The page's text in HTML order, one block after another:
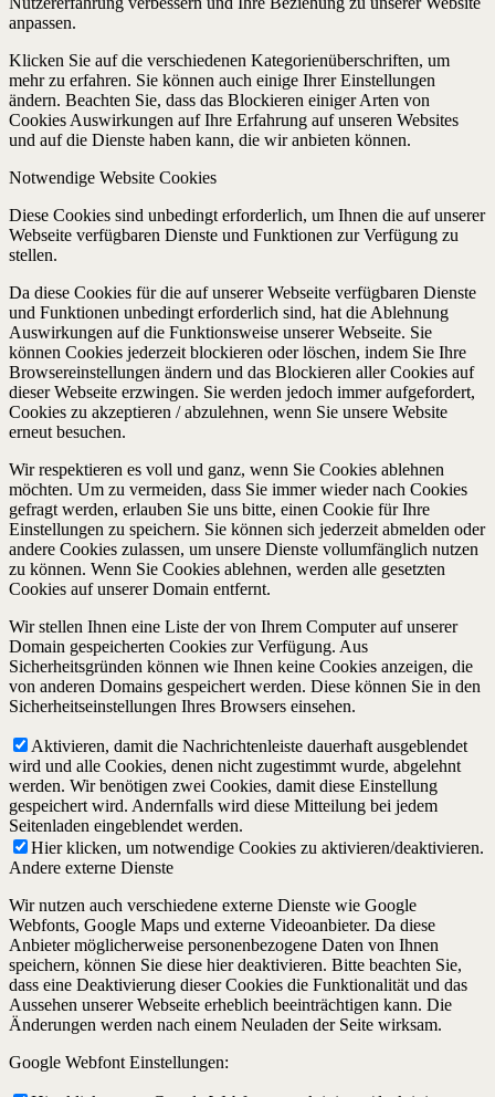
anpassen.
Klicken Sie auf die verschiedenen Kategorienüberschriften, um
mehr zu erfahren. Sie können auch einige Ihrer Einstellungen
ändern. Beachten Sie, dass das Blockieren einiger Arten von
Cookies Auswirkungen auf Ihre Erfahrung auf unseren Websites
und auf die Dienste haben kann, die wir anbieten können.
Notwendige Website Cookies
Diese Cookies sind unbedingt erforderlich, um Ihnen die auf unserer
Webseite verfügbaren Dienste und Funktionen zur Verfügung zu
stellen.
Da diese Cookies für die auf unserer Webseite verfügbaren Dienste
und Funktionen unbedingt erforderlich sind, hat die Ablehnung
Auswirkungen auf die Funktionsweise unserer Webseite. Sie
können Cookies jederzeit blockieren oder löschen, indem Sie Ihre
Browsereinstellungen ändern und das Blockieren aller Cookies auf
dieser Webseite erzwingen. Sie werden jedoch immer aufgefordert,
Cookies zu akzeptieren / abzulehnen, wenn Sie unsere Website
erneut besuchen.
Wir respektieren es voll und ganz, wenn Sie Cookies ablehnen
möchten. Um zu vermeiden, dass Sie immer wieder nach Cookies
gefragt werden, erlauben Sie uns bitte, einen Cookie für Ihre
Einstellungen zu speichern. Sie können sich jederzeit abmelden oder
andere Cookies zulassen, um unsere Dienste vollumfänglich nutzen
zu können. Wenn Sie Cookies ablehnen, werden alle gesetzten
Cookies auf unserer Domain entfernt.
Wir stellen Ihnen eine Liste der von Ihrem Computer auf unserer
Domain gespeicherten Cookies zur Verfügung. Aus
Sicherheitsgründen können wie Ihnen keine Cookies anzeigen, die
von anderen Domains gespeichert werden. Diese können Sie in den
Sicherheitseinstellungen Ihres Browsers einsehen.
Aktivieren, damit die Nachrichtenleiste dauerhaft ausgeblendet
wird und alle Cookies, denen nicht zugestimmt wurde, abgelehnt
werden. Wir benötigen zwei Cookies, damit diese Einstellung
gespeichert wird. Andernfalls wird diese Mitteilung bei jedem
Seitenladen eingeblendet werden.
Hier klicken, um notwendige Cookies zu aktivieren/deaktivieren.
Andere externe Dienste
Wir nutzen auch verschiedene externe Dienste wie Google
Webfonts, Google Maps und externe Videoanbieter. Da diese
Anbieter möglicherweise personenbezogene Daten von Ihnen
speichern, können Sie diese hier deaktivieren. Bitte beachten Sie,
dass eine Deaktivierung dieser Cookies die Funktionalität und das
Aussehen unserer Webseite erheblich beeinträchtigen kann. Die
Änderungen werden nach einem Neuladen der Seite wirksam.
Google Webfont Einstellungen: